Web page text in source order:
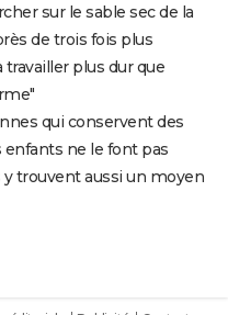
sur le sable sec de la
de trois fois plus
travailler plus dur que
qui conservent des
enfants ne le font pas
trouvent aussi un moyen